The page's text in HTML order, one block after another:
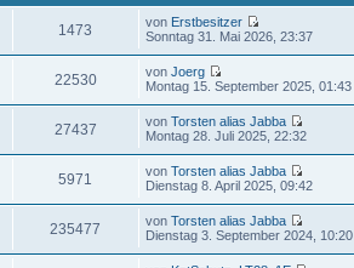
1473 von Erstbesitzer
Sonntag 31. Mai 2026, 23:37
22530 vonJoerg
Montag 15. September 2025, 01:43
27437 vonTorsten alias Jabba
Montag 28. Juli 2025, 22:32
5971 vonTorsten alias Jabba
Dienstag 8. April 2025, 09:42
235477 vonTorsten alias Jabba
Dienstag 3. September 2024, 10:20